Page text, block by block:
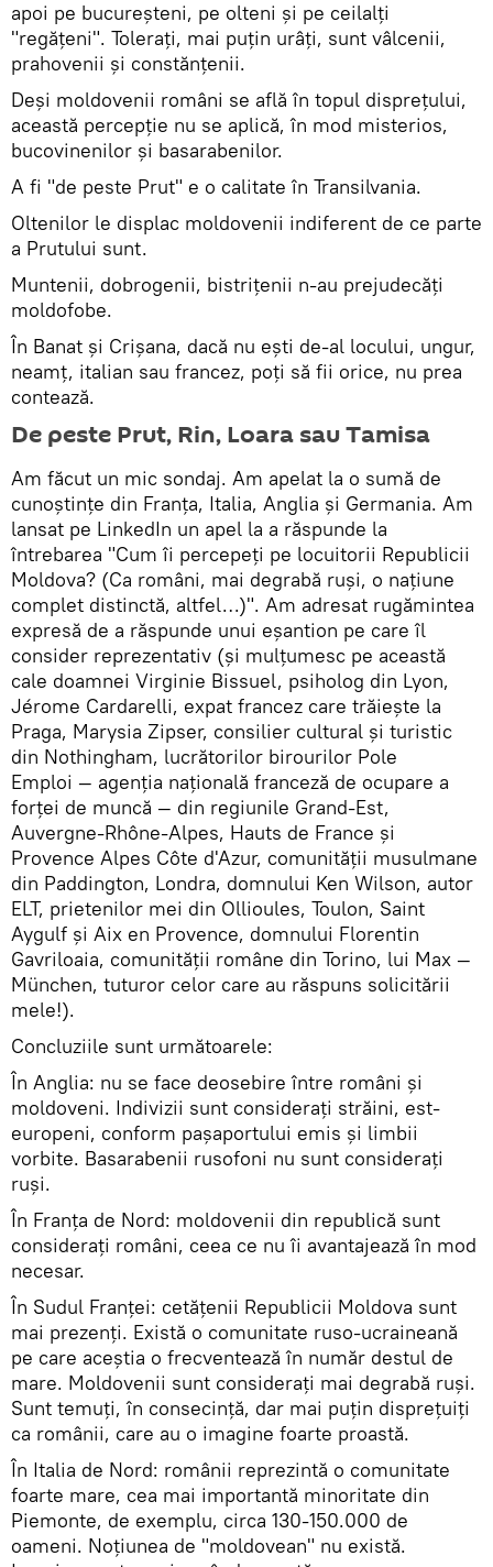
apoi pe bucureşteni, pe olteni şi pe ceilalţi
"regăţeni". Toleraţi, mai puţin urâţi, sunt vâlcenii,
prahovenii şi constănţenii.
Deşi moldovenii români se află în topul dispreţului,
această percepţie nu se aplică, în mod misterios,
bucovinenilor şi basarabenilor.
A fi "de peste Prut" e o calitate în Transilvania.
Oltenilor le displac moldovenii indiferent de ce parte
a Prutului sunt.
Muntenii, dobrogenii, bistriţenii n-au prejudecăţi
moldofobe.
În Banat şi Crişana, dacă nu eşti de-al locului, ungur,
neamţ, italian sau francez, poţi să fii orice, nu prea
contează.
De peste Prut, Rin, Loara sau Tamisa
Am făcut un mic sondaj. Am apelat la o sumă de
cunoştinţe din Franţa, Italia, Anglia şi Germania. Am
lansat pe LinkedIn un apel la a răspunde la
întrebarea "Cum îi percepeţi pe locuitorii Republicii
Moldova? (Ca români, mai degrabă ruşi, o naţiune
complet distinctă, altfel…)". Am adresat rugămintea
expresă de a răspunde unui eşantion pe care îl
consider reprezentativ (şi mulţumesc pe această
cale doamnei Virginie Bissuel, psiholog din Lyon,
Jérome Cardarelli, expat francez care trăieşte la
Praga, Marysia Zipser, consilier cultural şi turistic
din Nothingham, lucrătorilor birourilor Pole
Emploi — agenţia naţională franceză de ocupare a
forţei de muncă — din regiunile Grand-Est,
Auvergne-Rhône-Alpes, Hauts de France şi
Provence Alpes Côte d'Azur, comunităţii musulmane
din Paddington, Londra, domnului Ken Wilson, autor
ELT, prietenilor mei din Ollioules, Toulon, Saint
Aygulf şi Aix en Provence, domnului Florentin
Gavriloaia, comunităţii române din Torino, lui Max —
München, tuturor celor care au răspuns solicitării
mele!).
Concluziile sunt următoarele:
În Anglia: nu se face deosebire între români şi
moldoveni. Indivizii sunt consideraţi străini, est-
europeni, conform paşaportului emis şi limbii
vorbite. Basarabenii rusofoni nu sunt consideraţi
ruşi.
În Franţa de Nord: moldovenii din republică sunt
consideraţi români, ceea ce nu îi avantajează în mod
necesar.
În Sudul Franţei: cetăţenii Republicii Moldova sunt
mai prezenţi. Există o comunitate ruso-ucraineană
pe care aceştia o frecventează în număr destul de
mare. Moldovenii sunt consideraţi mai degrabă ruşi.
Sunt temuţi, în consecinţă, dar mai puţin dispreţuiţi
ca românii, care au o imagine foarte proastă.
În Italia de Nord: românii reprezintă o comunitate
foarte mare, cea mai importantă minoritate din
Piemonte, de exemplu, circa 130-150.000 de
oameni. Noţiunea de "moldovean" nu există.